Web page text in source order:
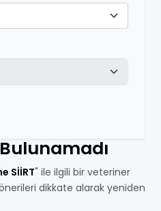
SİİRT" ile ilgili bir veteriner
dikkate alarak yeniden